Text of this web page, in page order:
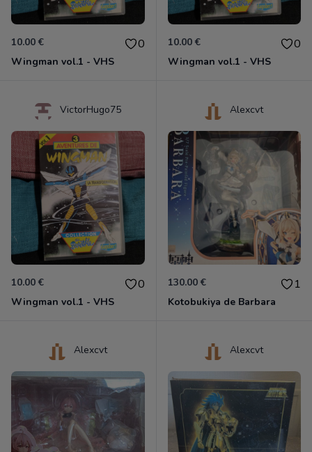
10.00 € 0
Wingman vol.1 - VHS
10.00 € 0
Wingman vol.1 - VHS
VictorHugo75
10.00 € 0
Wingman vol.1 - VHS
Alexcvt
130.00 € 1
Kotobukiya de Barbara
Alexcvt Alexcvt